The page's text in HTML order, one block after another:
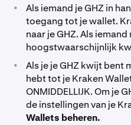
•
Als iemand je GHZ in
toegang tot je wallet.
naar je GHZ. Als
hoogstwaarschijnlijk
•
Als je je GHZ kwijt bent
hebt tot je Kraken
ONMIDDELLIJK. Om je
de instellingen van je
Wallets beheren.